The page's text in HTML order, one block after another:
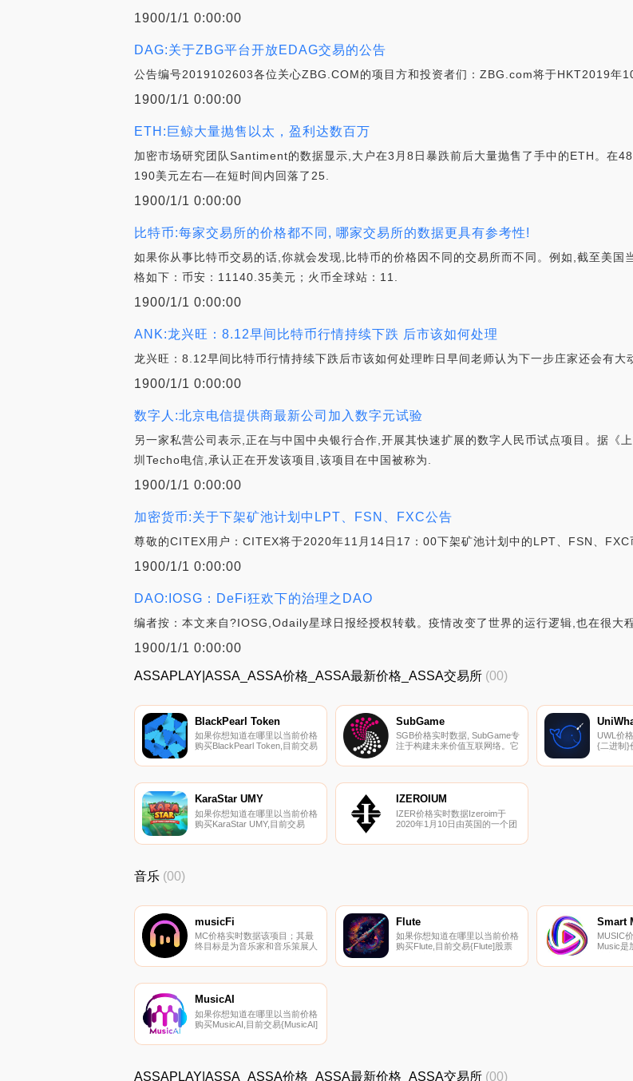
1900/1/1 0:00:00
DAG:关于ZBG平台开放EDAG交易的公告
公告编号2019102603各位关心ZBG.COM的项目方和投资者们：ZBG.com将于HKT2019年
1900/1/1 0:00:00
ETH:巨鲸大量抛售以太，盈利达数百万
加密市场研究团队Santiment的数据显示,大户在3月8日暴跌前后大量抛售了手中的ETH。在
190美元左右—在短时间内回落了25.
1900/1/1 0:00:00
比特币:每家交易所的价格都不同, 哪家交易所的数据更具有参考性!
如果你从事比特币交易的话,你就会发现,比特币的价格因不同的交易所而不同。例如,截至美
格如下：币安：11140.35美元；火币全球站：11.
1900/1/1 0:00:00
ANK:龙兴旺：8.12早间比特币行情持续下跌 后市该如何处理
龙兴旺：8.12早间比特币行情持续下跌后市该如何处理昨日早间老师认为下一步庄家还会有
1900/1/1 0:00:00
数字人:北京电信提供商最新公司加入数字元试验
另一家私营公司表示,正在与中国中央银行合作,开展其快速扩展的数字人民币试点项目。据《
圳Techo电信,承认正在开发该项目,该项目在中国被称为.
1900/1/1 0:00:00
加密货币:关于下架矿池计划中LPT、FSN、FXC公告
尊敬的CITEX用户：CITEX将于2020年11月14日17：00下架矿池计划中的LPT、FSN、
1900/1/1 0:00:00
DAO:IOSG：DeFi狂欢下的治理之DAO
编者按：本文来自?IOSG,Odaily星球日报经授权转载。疫情改变了世界的运行逻辑,也在很大
1900/1/1 0:00:00
ASSAPLAY|ASSA_ASSA价格_ASSA最新价格_ASSA交易所 (00)
BlackPearl Token
如果你想知道在哪里以当前价格
购买BlackPearl Token,目前交易
加密货币交易所是ProBit
SubGame
SGB价格实时数据, SubGame专
注于构建未来价值互联网络。它
底层技术,并添加了一个高性能
率.
UWL价
{二进制}
时更新
KaraStar UMY
如果你想知道在哪里以当前价格
购买KaraStar UMY,目前交易
货币交易所是
IZEROIUM
IZER价格实时数据Izeroim于
2020年1月10日由英国的一个团
上使用IZER完全放心地买卖加
音乐 (00)
musicFi
MC价格实时数据该项目；其最
终目标是为音乐家和音乐策展人
和传播他们的作品。当艺术家将
价格并从中获利。粉丝也将根据
他们的收听记录获得报酬。听众
的注意力将得到补偿,尤其是在
听音乐时.
Flute
如果你想知道在哪里以当前价格
购买Flute,目前交易{Flute]股票
Uniswap（V3）和Uniswap。您
Smart
MUSIC
Music是
合起来,
MusicAI
如果你想知道在哪里以当前价格
购买MusicAI,目前交易{MusicAI]
PancakeSwap（V2）和
列表。什么是二进制？MusicAI
ASSAPLAY|ASSA_ASSA价格_ASSA最新价格_ASSA交易所 (00)